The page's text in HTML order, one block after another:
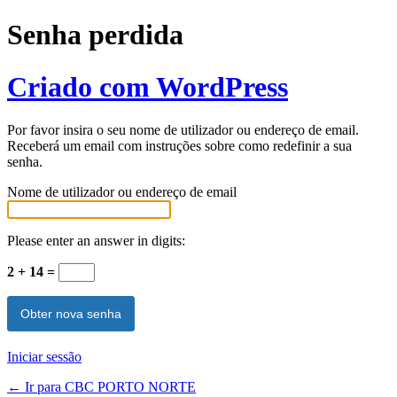
Senha perdida
Criado com WordPress
Por favor insira o seu nome de utilizador ou endereço de email.
Receberá um email com instruções sobre como redefinir a sua
senha.
Nome de utilizador ou endereço de email
Please enter an answer in digits:
2 + 14 =
Iniciar sessão
← Ir para CBC PORTO NORTE